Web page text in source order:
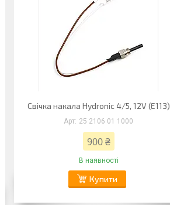
Свічка накала Hydronic 4/5, 12V (E113)
25 2106 01 1000
900 ₴
В наявності
Купити